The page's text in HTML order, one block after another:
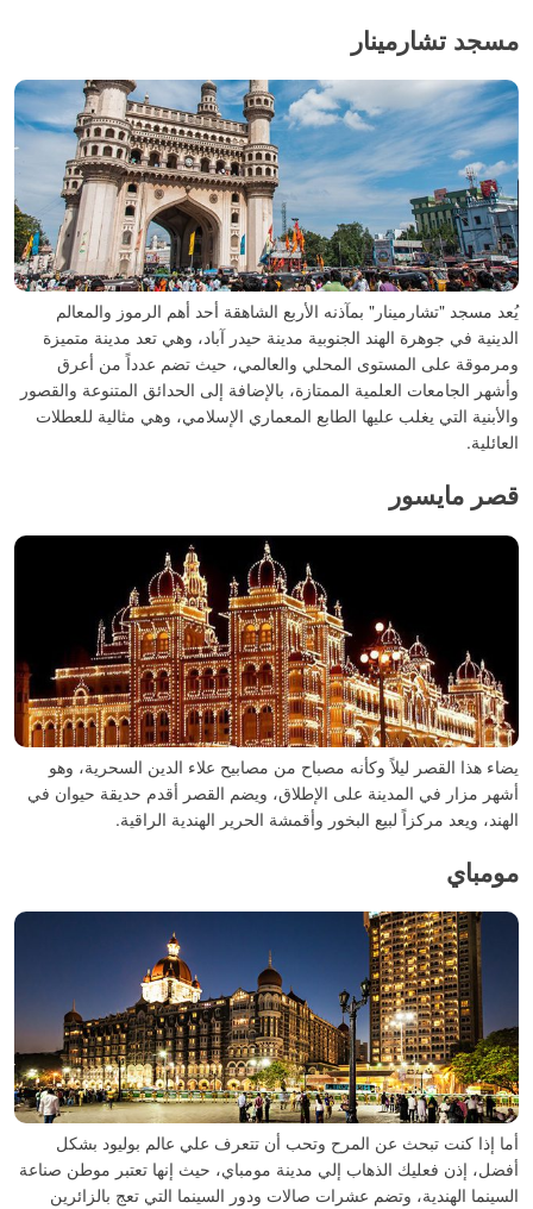
مسجد تشارمينار
يُعد مسجد "تشارمينار" بمآذنه الأربع الشاهقة أحد أهم الرموز والمعالم
الدينية في جوهرة الهند الجنوبية مدينة حيدر آباد، وهي تعد مدينة متميزة
ومرموقة على المستوى المحلي والعالمي، حيث تضم عدداً من أعرق
وأشهر الجامعات العلمية الممتازة، بالإضافة إلى الحدائق المتنوعة والقصور
والأبنية التي يغلب عليها الطابع المعماري الإسلامي، وهي مثالية للعطلات
العائلية.
قصر مايسور
يضاء هذا القصر ليلاً وكأنه مصباح من مصابيح علاء الدين السحرية، وهو
أشهر مزار في المدينة على الإطلاق، ويضم القصر أقدم حديقة حيوان في
الهند، ويعد مركزاً لبيع البخور وأقمشة الحرير الهندية الراقية.
مومباي
أما إذا كنت تبحث عن المرح وتحب أن تتعرف علي عالم بوليود بشكل
أفضل، إذن فعليك الذهاب إلي مدينة مومباي، حيث إنها تعتبر موطن صناعة
السينما الهندية، وتضم عشرات صالات ودور السينما التي تعج بالزائرين